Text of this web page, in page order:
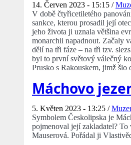
14. Červen 2023 - 15:15 /
V době čtyřicetiletého
sankce, kterou prosadil její
jeho života ji uznala většina
monarchii napadnout. Začaly
dělí na tři fáze – na tři tzv.
byl to první světový válečný
Prusko s Rakouskem, jimž šlo
Máchovo
5. Květen 2023 - 13:25 /
Symbolem Českolipska je
pojmenoval její zakladatel? To
Mauserová. Pořádal ji